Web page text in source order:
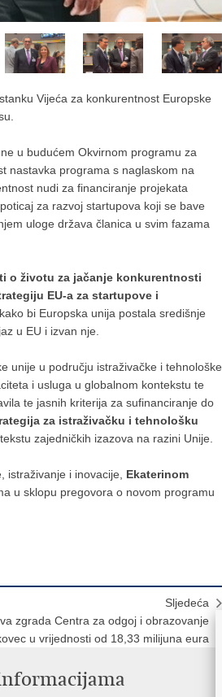
Vijeća za konkurentnost Europske
u budućem Okvirnom programu za
nastavka programa s naglaskom na
nudi za financiranje projekata
za razvoj startupova koji se bave
uloge država članica u svim fazama
o životu za jačanje konkurentnosti
EU-a za startupove i
bi Europska unija postala središnje
u EU i izvan nje.
unije u području istraživačke i tehnološke
i usluga u globalnom kontekstu te
te jasnih kriterija za sufinanciranje do
za istraživačku i tehnološku
zajedničkih izazova na razini Unije.
istraživanje i inovacije, Ekaterinom
u sklopu pregovora o novom programu
Sljedeća
zgrada Centra za odgoj i obrazovanje
u vrijednosti od 18,33 milijuna eura